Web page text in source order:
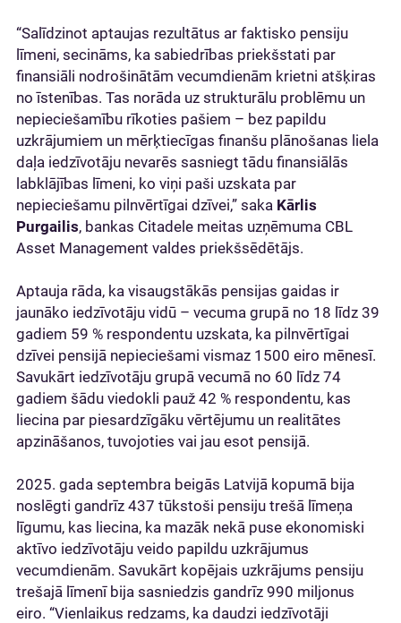
“Salīdzinot aptaujas rezultātus ar faktisko pensiju
līmeni, secināms, ka sabiedrības priekšstati par
finansiāli nodrošinātām vecumdienām krietni atšķiras
no īstenības. Tas norāda uz strukturālu problēmu un
nepieciešamību rīkoties pašiem – bez papildu
uzkrājumiem un mērķtiecīgas finanšu plānošanas liela
daļa iedzīvotāju nevarēs sasniegt tādu finansiālās
labklājības līmeni, ko viņi paši uzskata par
nepieciešamu pilnvērtīgai dzīvei,” saka Kārlis
Purgailis, bankas Citadele meitas uzņēmuma CBL
Asset Management valdes priekšsēdētājs.
Aptauja rāda, ka visaugstākās pensijas gaidas ir
jaunāko iedzīvotāju vidū – vecuma grupā no 18 līdz 39
gadiem 59 % respondentu uzskata, ka pilnvērtīgai
dzīvei pensijā nepieciešami vismaz 1500 eiro mēnesī.
Savukārt iedzīvotāju grupā vecumā no 60 līdz 74
gadiem šādu viedokli pauž 42 % respondentu, kas
liecina par piesardzīgāku vērtējumu un realitātes
apzināšanos, tuvojoties vai jau esot pensijā.
2025. gada septembra beigās Latvijā kopumā bija
noslēgti gandrīz 437 tūkstoši pensiju trešā līmeņa
līgumu, kas liecina, ka mazāk nekā puse ekonomiski
aktīvo iedzīvotāju veido papildu uzkrājumus
vecumdienām. Savukārt kopējais uzkrājums pensiju
trešajā līmenī bija sasniedzis gandrīz 990 miljonus
eiro. “Vienlaikus redzams, ka daudzi iedzīvotāji